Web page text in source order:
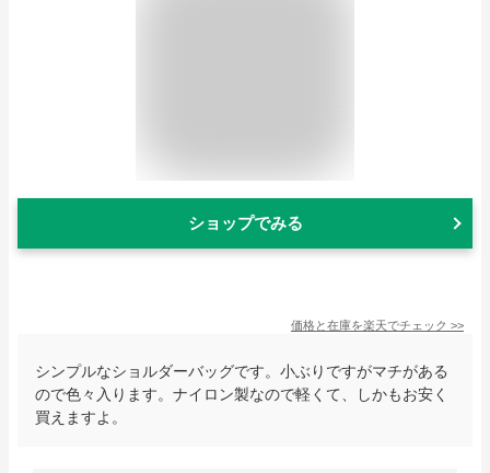
ショップでみる
価格と在庫を楽天でチェック >>
シンプルなショルダーバッグです。小ぶりですがマチがある
ので色々入ります。ナイロン製なので軽くて、しかもお安く
買えますよ。